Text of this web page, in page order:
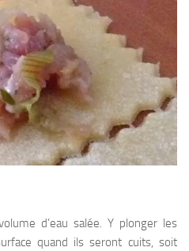
d’eau salée. Y plonger les
quand ils seront cuits, soit